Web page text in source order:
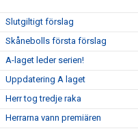
Slutgiltigt förslag
Skånebolls första förslag
A-laget leder serien!
Uppdatering A laget
Herr tog tredje raka
Herrarna vann premiären